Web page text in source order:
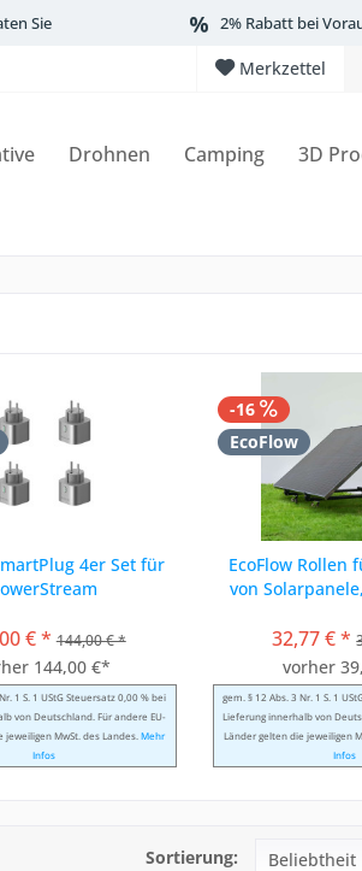
Sie 2% Rabatt bei
Merkzettel
Drohnen Camping 3D
4er Set für
€ * 144,00 € *
144,00 €*
1 S. 1 UStG Steuersatz 0,00 % bei
von Deutschland. Für andere EU-
jeweiligen MwSt. des Landes. Mehr
Infos
-16
EcoFlow
EcoFlow Rollen
von
32,77 € *
vorher
gem. § 12 Abs. 3 Nr. 1 S. 1
Lieferung innerhalb von
Länder gelten die jeweiligen
Infos
Sortierung: